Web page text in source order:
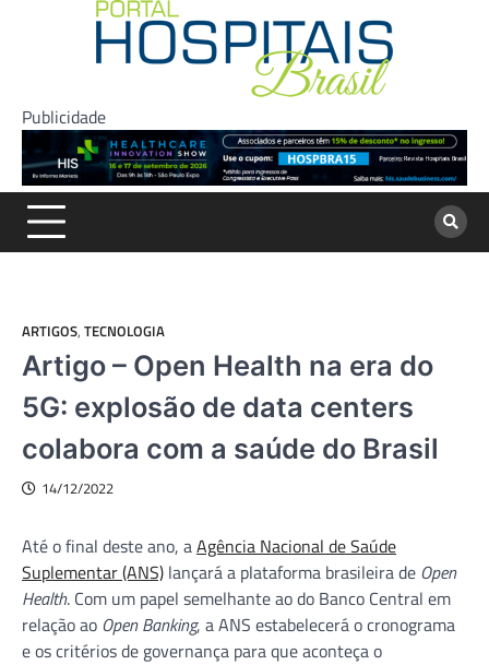
Publicidade
ARTIGOS, TECNOLOGIA
Artigo – Open Health na era do
5G: explosão de data centers
colabora com a saúde do Brasil
14/12/2022
Até o final deste ano, aAgência Nacional de Saúde
Suplementar (ANS) lançará a plataforma brasileira de Open
Health. Com um papel semelhante ao do Banco Central em
relação ao Open Banking, a ANS estabelecerá o cronograma
e os critérios de governança para que aconteça o